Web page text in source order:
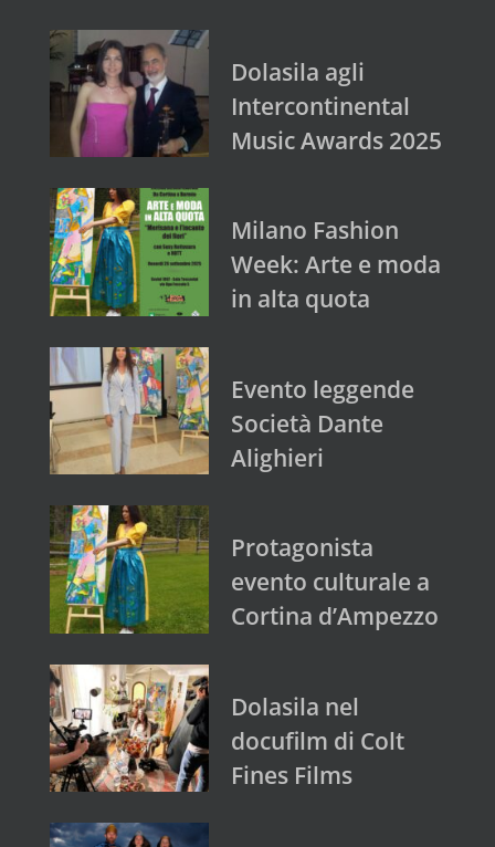
Dolasila agli
Intercontinental
Music Awards 2025
Milano Fashion
Week: Arte e moda
in alta quota
Evento leggende
Società Dante
Alighieri
Protagonista
evento culturale a
Cortina d’Ampezzo
Dolasila nel
docufilm di Colt
Fines Films